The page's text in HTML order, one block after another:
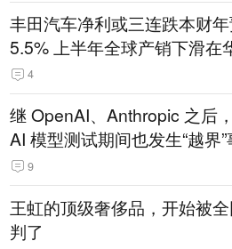
丰田汽车净利或三连跌本财年
5.5% 上半年全球产销下滑在
14.3万辆
4
继 OpenAI、Anthropic 之后
AI 模型测试期间也发生“越界
9
王虹的顶级奢侈品，开始被
判了